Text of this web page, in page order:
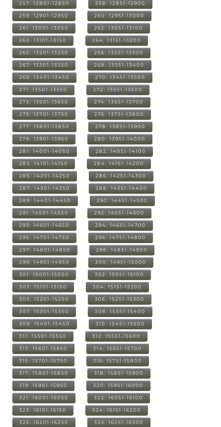
257: 12801-12850 258: 12851-12900
259: 12901-12950 260: 12951-13000
261: 13001-13050 262: 13051-13100
263: 13101-13150 264: 13151-13200
265: 13201-13250 266: 13251-13300
267: 13301-13350 268: 13351-13400
269: 13401-13450 270: 13451-13500
271: 13501-13550 272: 13551-13600
273: 13601-13650 274: 13651-13700
275: 13701-13750 276: 13751-13800
277: 13801-13850 278: 13851-13900
279: 13901-13950 280: 13951-14000
281: 14001-14050 282: 14051-14100
283: 14101-14150 284: 14151-14200
285: 14201-14250 286: 14251-14300
287: 14301-14350 288: 14351-14400
289: 14401-14450 290: 14451-14500
291: 14501-14550 292: 14551-14600
293: 14601-14650 294: 14651-14700
295: 14701-14750 296: 14751-14800
297: 14801-14850 298: 14851-14900
299: 14901-14950 300: 14951-15000
301: 15001-15050 302: 15051-15100
303: 15101-15150 304: 15151-15200
305: 15201-15250 306: 15251-15300
307: 15301-15350 308: 15351-15400
309: 15401-15450 310: 15451-15500
311: 15501-15550 312: 15551-15600
313: 15601-15650 314: 15651-15700
315: 15701-15750 316: 15751-15800
317: 15801-15850 318: 15851-15900
319: 15901-15950 320: 15951-16000
321: 16001-16050 322: 16051-16100
323: 16101-16150 324: 16151-16200
325: 16201-16250 326: 16251-16300